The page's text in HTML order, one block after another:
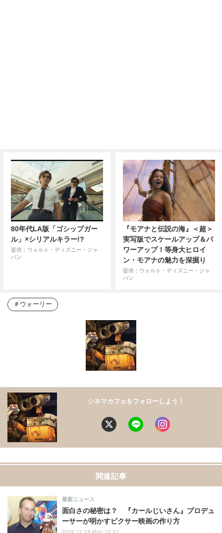
80年代LA版「ゴシップガー
ル」×シリアルキラー!?
提供：ウォルト・ディズニー・ジャ
パン
『モアナと伝説の海』＜超＞
実写版でスケールアップ＆パ
ワーアップ！等身大ヒロイ
ン・モアナの魅力を深掘り
提供：ウォルト・ディズニー・ジャ
パン
ウォーリー
シネマカフェをフォローしよう！
関連記事
面白さの秘密は？ 『カールじいさん』プロデュ
ーサーが明かすピクサー映画の作り方
最新ニュース
2009.12.28 Mon 19:31